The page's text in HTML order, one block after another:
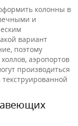
колонны в
и
вариант
поэтому
аэропортов
производиться